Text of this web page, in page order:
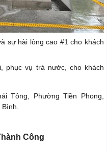
sự hài lòng cao #1 cho khách
phục vụ trà nước, cho khách
Tông, Phường Tiền Phong,
Bình.
Công